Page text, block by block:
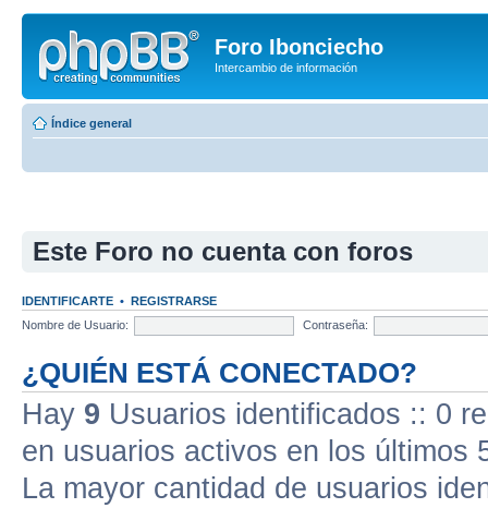
Foro Ibonciecho
Intercambio de información
Índice general
Este Foro no cuenta con foros
IDENTIFICARTE • REGISTRARSE
Nombre de Usuario:
Contraseña:
¿QUIÉN ESTÁ CONECTADO?
Hay 9 Usuarios identificados :: 0
en usuarios activos en los últimos
La mayor cantidad de usuarios